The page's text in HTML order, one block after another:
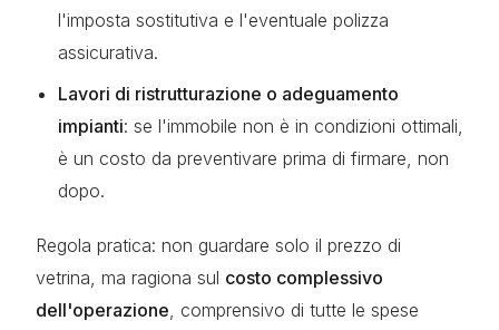
l'imposta sostitutiva e l'eventuale polizza
assicurativa.
Lavori di ristrutturazione o adeguamento
impianti: se l'immobile non è in condizioni ottimali,
è un costo da preventivare prima di firmare, non
dopo.
Regola pratica: non guardare solo il prezzo di
vetrina, ma ragiona sul costo complessivo
dell'operazione, comprensivo di tutte le spese